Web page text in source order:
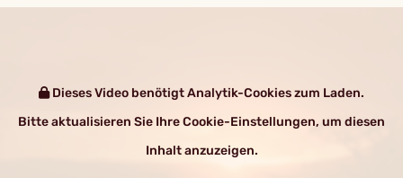
Dieses Video benötigt Analytik-Cookies zum Laden.
Bitte aktualisieren Sie Ihre Cookie-Einstellungen, um diesen
Inhalt anzuzeigen.